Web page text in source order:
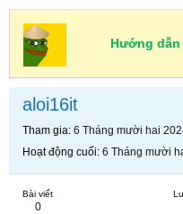
Hướng
aloi16it
Tham gia 6 Tháng mười hai
Hoạt động cuối 6 Tháng mười
Bài viết
0